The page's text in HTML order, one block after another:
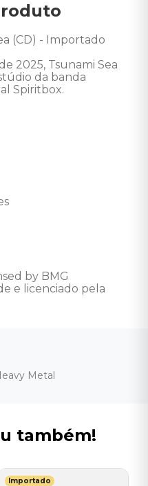
(CD) - Importado
2025, Tsunami Sea
da banda
Spiritbox.
by BMG
e licenciado pela
Metal
também!
Importado